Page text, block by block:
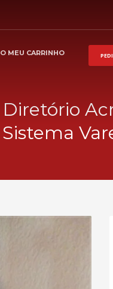
O MEU CARRINHO
Diretório
Sistema